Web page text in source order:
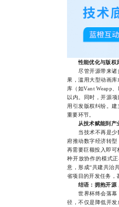
性能优化与版权
尽管开源带来诸多
果，滥用大型动画
库（如Vant Weapp
以内。同时，开源
用引发版权纠纷。
重要环节。
从技术赋能到产
当技术不再是少数
府推动数字经济转
再需要巨额投入即可
种开放协作的模式
意，形成“共建共治
省项目的开发任务，
结语：拥抱开源
世界杯终会落幕，
径，不仅是降低开发